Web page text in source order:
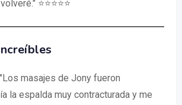
⭐⭐⭐⭐⭐
masajes de Jony fueron
la espalda muy contracturada y me